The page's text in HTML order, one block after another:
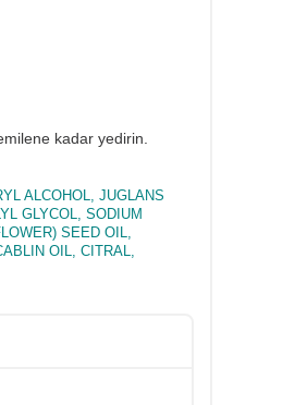
kadar yedirin.
ALCOHOL, JUGLANS
GLYCOL, SODIUM
SEED OIL,
OIL, CITRAL,